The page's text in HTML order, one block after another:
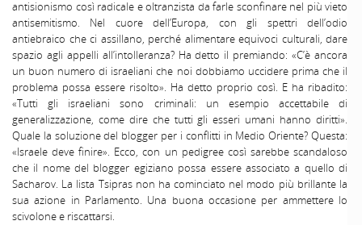
antisionismo così radicale e oltranzista da farle sconfinare nel più vieto
antisemitismo. Nel cuore dell’Europa, con gli spettri dell’odio
antiebraico che ci assillano, perché alimentare equivoci culturali, dare
spazio agli appelli all’intolleranza? Ha detto il premiando: «C’è ancora
un buon numero di israeliani che noi dobbiamo uccidere prima che il
problema possa essere risolto». Ha detto proprio così. E ha ribadito:
«Tutti gli israeliani sono criminali: un esempio accettabile di
generalizzazione, come dire che tutti gli esseri umani hanno diritti».
Quale la soluzione del blogger per i conflitti in Medio Oriente? Questa:
«Israele deve finire». Ecco, con un pedigree così sarebbe scandaloso
che il nome del blogger egiziano possa essere associato a quello di
Sacharov. La lista Tsipras non ha cominciato nel modo più brillante la
sua azione in Parlamento. Una buona occasione per ammettere lo
scivolone e riscattarsi.